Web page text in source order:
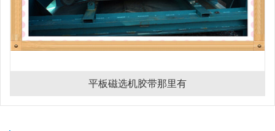
平板磁选机胶带那里有